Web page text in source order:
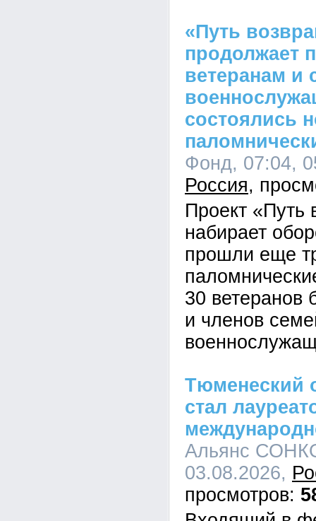
«Путь
продолжает
ветеранам и
состоялись
Фонд, 07:04,
Россия
Проект «Путь
набирает
прошли еще
30 ветеранов
и членов
Тюменеский
стал
Альянс
03.08.2026,